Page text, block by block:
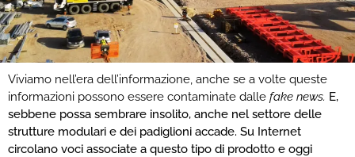
Viviamo nell’era dell’informazione, anche se a volte queste
informazioni possono essere contaminate dalle fake news. E,
sebbene possa sembrare insolito, anche nel settore delle
strutture modulari e dei padiglioni accade. Su Internet
circolano voci associate a questo tipo di prodotto e oggi